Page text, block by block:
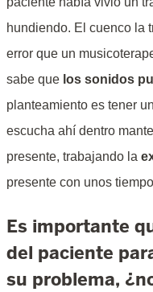
hundiendo. El cuenco la
error que un
sabe que los sonidos
planteamiento es tener
escucha ahí dentro
presente, trabajando la
presente con unos
Es importante
del paciente
su problema,